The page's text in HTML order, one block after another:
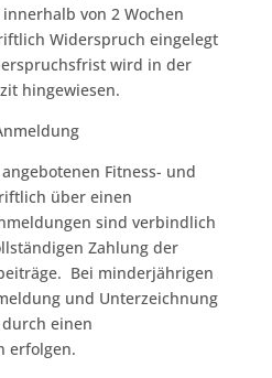
von 2 Wochen
Widerspruch eingelegt
wird in der
hingewiesen.
Fitness- und
über einen
sind verbindlich
Zahlung der
Bei minderjährigen
und Unterzeichnung
einen
erfolgen.